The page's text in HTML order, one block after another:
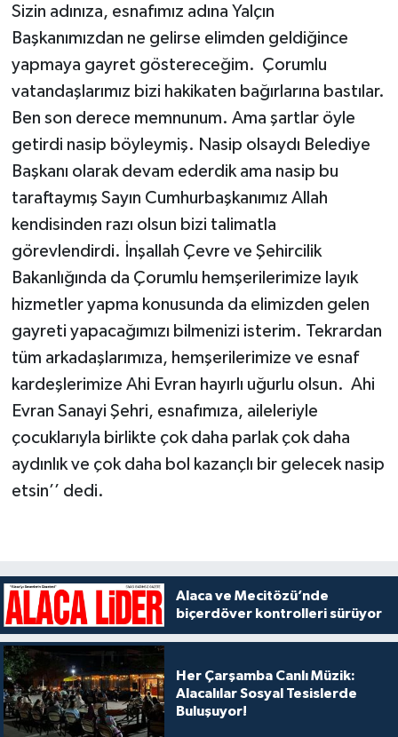
Sizin adınıza, esnafımız adına Yalçın
Başkanımızdan ne gelirse elimden geldiğince
yapmaya gayret göstereceğim. Çorumlu
vatandaşlarımız bizi hakikaten bağırlarına bastılar.
Ben son derece memnunum. Ama şartlar öyle
getirdi nasip böyleymiş. Nasip olsaydı Belediye
Başkanı olarak devam ederdik ama nasip bu
taraftaymış Sayın Cumhurbaşkanımız Allah
kendisinden razı olsun bizi talimatla
görevlendirdi. İnşallah Çevre ve Şehircilik
Bakanlığında da Çorumlu hemşerilerimize layık
hizmetler yapma konusunda da elimizden gelen
gayreti yapacağımızı bilmenizi isterim. Tekrardan
tüm arkadaşlarımıza, hemşerilerimize ve esnaf
kardeşlerimize Ahi Evran hayırlı uğurlu olsun. Ahi
Evran Sanayi Şehri, esnafımıza, aileleriyle
çocuklarıyla birlikte çok daha parlak çok daha
aydınlık ve çok daha bol kazançlı bir gelecek nasip
etsin’’ dedi.
Alaca ve Mecitözü’nde
biçerdöver kontrolleri sürüyor
Her Çarşamba Canlı Müzik:
Alacalılar Sosyal Tesislerde
Buluşuyor!